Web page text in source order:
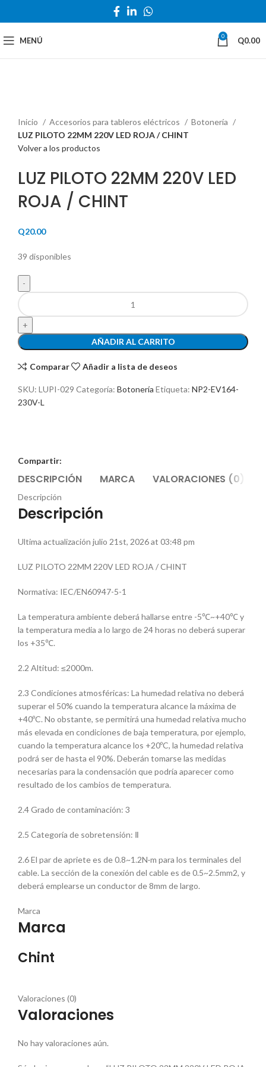
MENÚ 0 Q0.00
Inicio
Accesorios para tableros eléctricos
Botonería
LUZ PILOTO 22MM 220V LED ROJA / CHINT
Volver a los productos
LUZ PILOTO 22MM 220V LED
ROJA / CHINT
Q20.00
39 disponibles
AÑADIR AL CARRITO
Comparar Añadir a lista de deseos
SKU: LUPI-029 Categoría: Botonería Etiqueta: NP2-EV164-
230V-L
Compartir:
DESCRIPCIÓN MARCA VALORACIONES (0)
Descripción
Descripción
Ultima actualización julio 21st, 2026 at 03:48 pm
LUZ PILOTO 22MM 220V LED ROJA / CHINT
Normativa: IEC/EN60947-5-1
La temperatura ambiente deberá hallarse entre -5℃~+40℃ y
la temperatura media a lo largo de 24 horas no deberá superar
los +35℃.
2.2 Altitud: ≤2000m.
2.3 Condiciones atmosféricas: La humedad relativa no deberá
superar el 50% cuando la temperatura alcance la máxima de
+40ºC. No obstante, se permitirá una humedad relativa mucho
más elevada en condiciones de baja temperatura, por ejemplo,
cuando la temperatura alcance los +20ºC, la humedad relativa
podrá ser de hasta el 90%. Deberán tomarse las medidas
necesarias para la condensación que podría aparecer como
resultado de los cambios de temperatura.
2.4 Grado de contaminación: 3
2.5 Categoría de sobretensión: Ⅱ
2.6 El par de apriete es de 0.8~1.2N·m para los terminales del
cable. La sección de la conexión del cable es de 0.5~2.5mm2, y
deberá emplearse un conductor de 8mm de largo.
Marca
Marca
Chint
Valoraciones (0)
Valoraciones
No hay valoraciones aún.